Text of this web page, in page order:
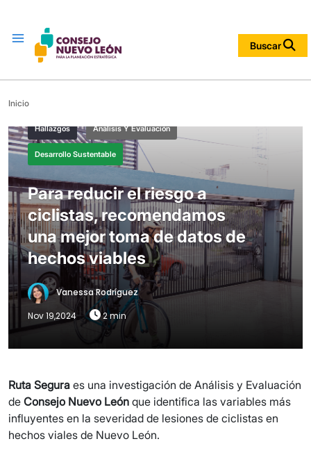
Menu
Buscar
Inicio
Hallazgos Análisis Y Evaluación
Desarrollo Sustentable
Para reducir el riesgo a
ciclistas, recomendamos
una mejor toma de datos de
hechos viables
Vanessa Rodríguez
Nov 19,2024
2 min
Ruta Segura es una investigación de Análisis y Evaluación
de Consejo Nuevo León que identifica las variables más
influyentes en la severidad de lesiones de ciclistas en
hechos viales de Nuevo León.